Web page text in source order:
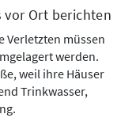
vor Ort berichten
Verletzten müssen
werden.
weil ihre Häuser
Trinkwasser,